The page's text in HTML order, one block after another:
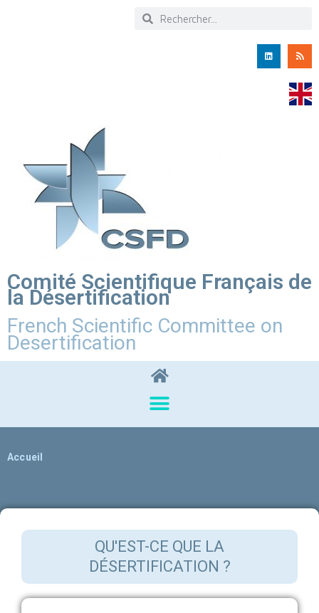
Comité Scientifique Français de
la Désertification
French Scientific Committee on
Desertification
Accueil
QU'EST-CE QUE LA
DÉSERTIFICATION ?